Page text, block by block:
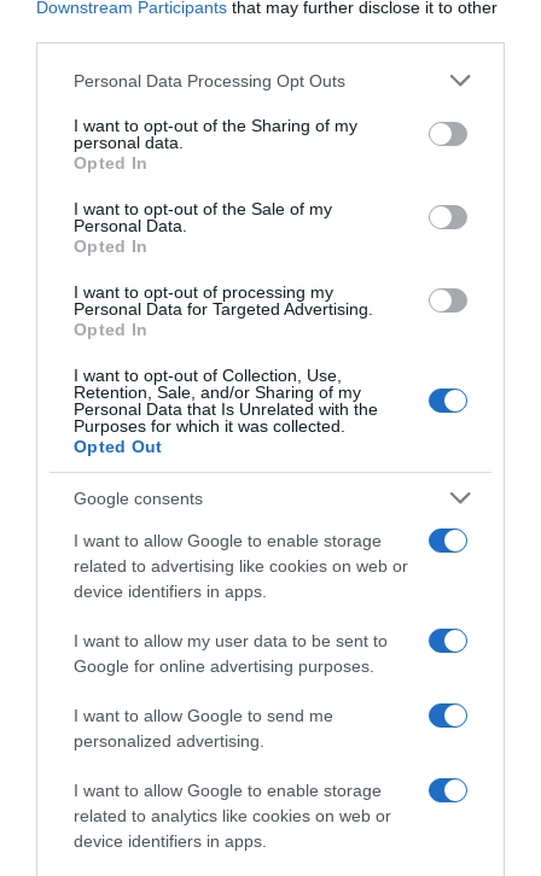
Downstream Participants that may further disclose it to other
Please note that this website/app uses one or more Google
not limited to your visit or usage behaviour. You may click to
grant or deny consent to Google and its third-party tags to
use your data for below specified purposes in below Google
consent section.
Personal Data Processing Opt Outs
I want to opt-out of the Sharing of my
personal data.
Opted In
I want to opt-out of the Sale of my
Personal Data.
Opted In
I want to opt-out of processing my
Personal Data for Targeted Advertising.
Opted In
I want to opt-out of Collection, Use,
Retention, Sale, and/or Sharing of my
Personal Data that Is Unrelated with the
Purposes for which it was collected.
Opted Out
Google consents
I want to allow Google to enable storage
related to advertising like cookies on web or
device identifiers in apps.
I want to allow my user data to be sent to
Google for online advertising purposes.
I want to allow Google to send me
personalized advertising.
I want to allow Google to enable storage
related to analytics like cookies on web or
device identifiers in apps.
ΔΙΑΒΑΣΤΕ ΚΑΙ ΤΑ ΠΑΡΑΚΑΤΩ
Κλασικός Δεκαπενταύγουστος με ηλιοφάνεια, υψηλές
θερμοκρασίες και ισχυρά μελτέμια την εβδομάδα
ΤΟ ΠΑΡΟΝ: Ρυθμιστής ο Αντώνης Σαμαράς – Απειλή
για ΝΔ
Όρθρος και Θεία Λειτουργία live: Δείτε την Κυριακή Ι΄
Ματθαίου
Όλο και λιγοστεύουν τα παιδιά που γράφονται στην
Α΄ Δημοτικού
Το σχέδιο του Ισραήλ για τους Κούρδους
Δήμος Πειραιά: Ασχολήθηκε κανείς με τη σκαλωσιά
που κατέρρευσε ή μόνο οι… φωτογράφοι;